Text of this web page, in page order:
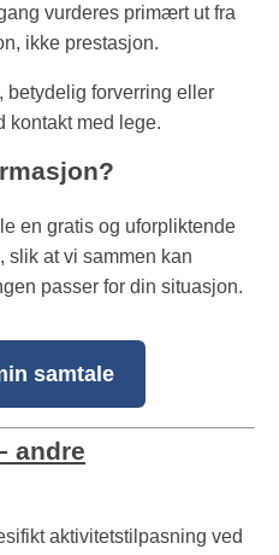
vurderes primært ut fra
ikke prestasjon.
betydelig forverring eller
kontakt med lege.
en gratis og uforpliktende
slik at vi sammen kan
passer for din situasjon.
samtale
andre
aktivitetstilpasning ved